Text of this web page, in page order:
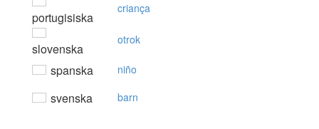
portugisiska
criança
slovenska
otrok
spanska niño
svenska barn